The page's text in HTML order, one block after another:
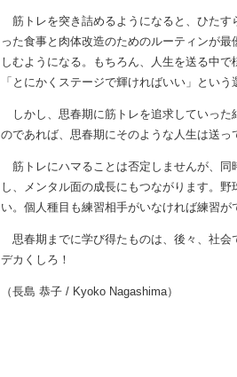
筋トレを突き詰めるようになると、ひたす
った食事と肉体改造のためのルーティンが
しむようになる。もちろん、人生を送る中
「とにかくステージで輝ければいい」とい
しかし、思春期に筋トレを追求していった
のであれば、思春期にそのような人生は送っ
筋トレにハマることは否定しませんが、同
し、メンタル面の成長にもつながります。
い。個人種目も練習相手がいなければ練習が
思春期までに学び得たものは、後々、社会
デカくしろ！
（長島 恭子 / Kyoko Nagashima）